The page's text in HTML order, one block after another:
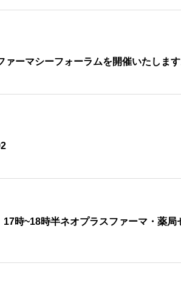
ーマシーフォーラムを開催いたします
時~18時半ネオプラスファーマ・薬局